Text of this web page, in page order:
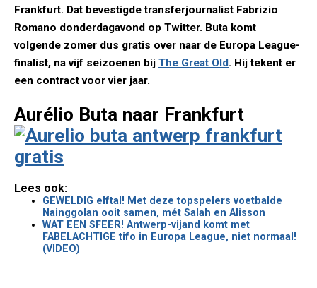
Frankfurt. Dat bevestigde transferjournalist Fabrizio
Romano donderdagavond op Twitter. Buta komt
volgende zomer dus gratis over naar de Europa League-
finalist, na vijf seizoenen bij The Great Old. Hij tekent er
een contract voor vier jaar.
Aurélio Buta naar Frankfurt
Lees ook:
GEWELDIG elftal! Met deze topspelers voetbalde
Nainggolan ooit samen, mét Salah en Alisson
WAT EEN SFEER! Antwerp-vijand komt met
FABELACHTIGE tifo in Europa League, niet normaal!
(VIDEO)